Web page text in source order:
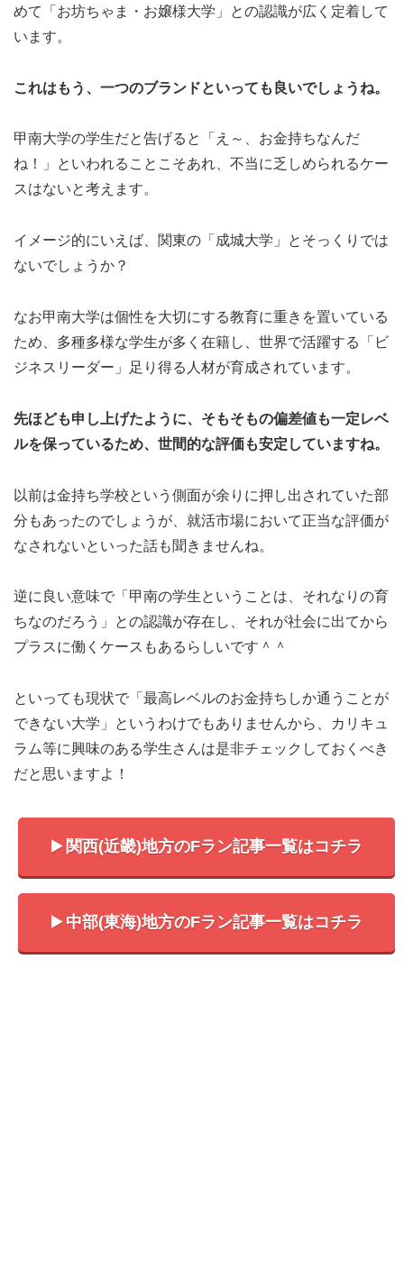
めて「お坊ちゃま・お嬢様大学」との認識が広く定着して
います。
これはもう、一つのブランドといっても良いでしょうね。
甲南大学の学生だと告げると「え～、お金持ちなんだ
ね！」といわれることこそあれ、不当に乏しめられるケー
スはないと考えます。
イメージ的にいえば、関東の「成城大学」とそっくりでは
ないでしょうか？
なお甲南大学は個性を大切にする教育に重きを置いている
ため、多種多様な学生が多く在籍し、世界で活躍する「ビ
ジネスリーダー」足り得る人材が育成されています。
先ほども申し上げたように、そもそもの偏差値も一定レベ
ルを保っているため、世間的な評価も安定していますね。
以前は金持ち学校という側面が余りに押し出されていた部
分もあったのでしょうが、就活市場において正当な評価が
なされないといった話も聞きませんね。
逆に良い意味で「甲南の学生ということは、それなりの育
ちなのだろう」との認識が存在し、それが社会に出てから
プラスに働くケースもあるらしいです＾＾
といっても現状で「最高レベルのお金持ちしか通うことが
できない大学」というわけでもありませんから、カリキュ
ラム等に興味のある学生さんは是非チェックしておくべき
だと思いますよ！
関西(近畿)地方のFラン記事一覧はコチラ
中部(東海)地方のFラン記事一覧はコチラ